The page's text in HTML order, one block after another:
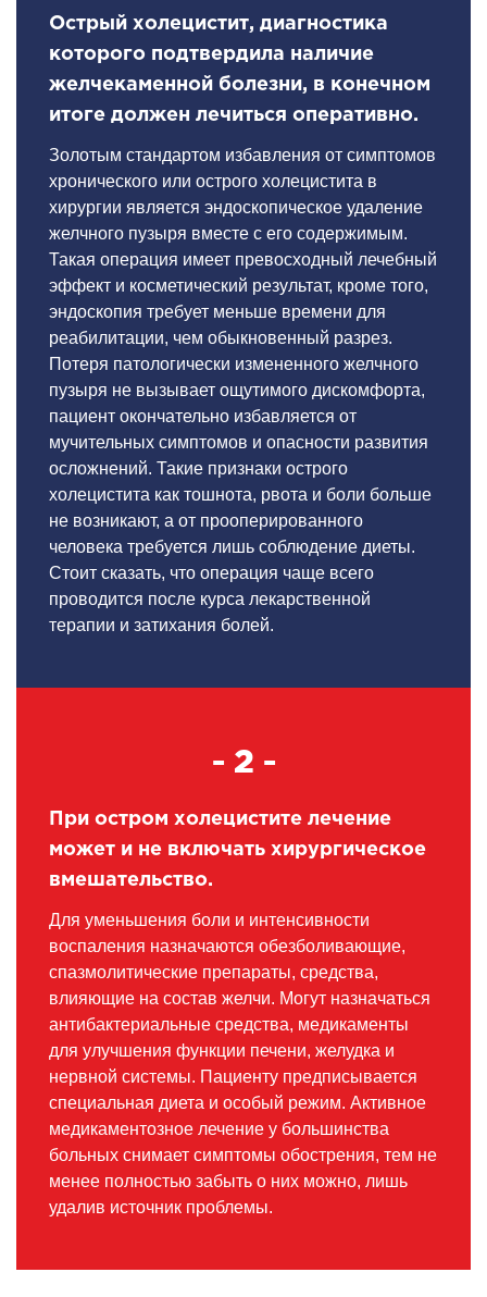
Острый холецистит, диагностика
которого подтвердила наличие
желчекаменной болезни, в конечном
итоге должен лечиться оперативно.
Золотым стандартом избавления от симптомов
хронического или острого холецистита в
хирургии является эндоскопическое удаление
желчного пузыря вместе с его содержимым.
Такая операция имеет превосходный лечебный
эффект и косметический результат, кроме того,
эндоскопия требует меньше времени для
реабилитации, чем обыкновенный разрез.
Потеря патологически измененного желчного
пузыря не вызывает ощутимого дискомфорта,
пациент окончательно избавляется от
мучительных симптомов и опасности развития
осложнений. Такие признаки острого
холецистита как тошнота, рвота и боли больше
не возникают, а от прооперированного
человека требуется лишь соблюдение диеты.
Стоит сказать, что операция чаще всего
проводится после курса лекарственной
терапии и затихания болей.
- 2 -
При остром холецистите лечение
может и не включать хирургическое
вмешательство.
Для уменьшения боли и интенсивности
воспаления назначаются обезболивающие,
спазмолитические препараты, средства,
влияющие на состав желчи. Могут назначаться
антибактериальные средства, медикаменты
для улучшения функции печени, желудка и
нервной системы. Пациенту предписывается
специальная диета и особый режим. Активное
медикаментозное лечение у большинства
больных снимает симптомы обострения, тем не
менее полностью забыть о них можно, лишь
удалив источник проблемы.